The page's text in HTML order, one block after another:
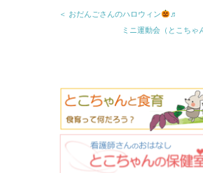
＜ おだんごさんのハロウィン
♬
ミニ運動会（とこちゃ